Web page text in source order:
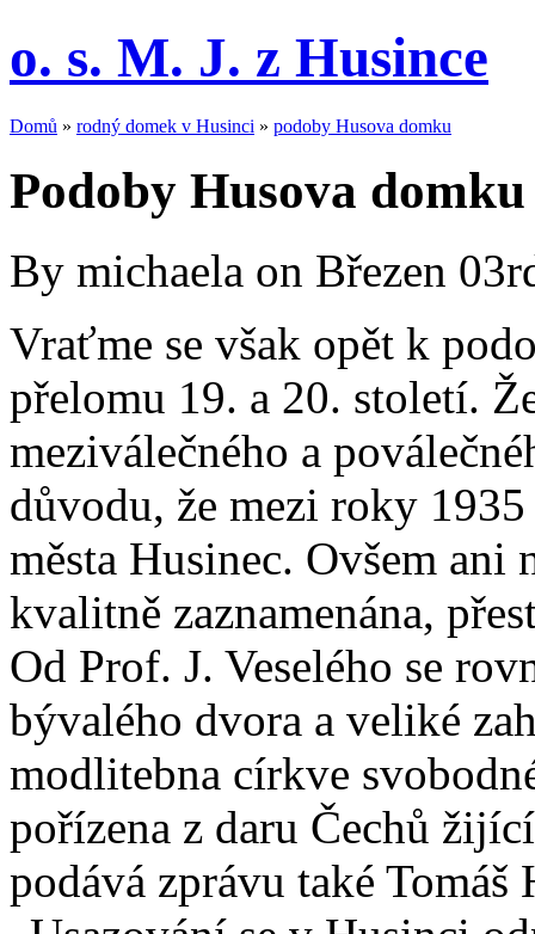
o. s. M. J. z Husince
Domů » rodný domek v Husinci » podoby Husova domku
Podoby Husova
By michaela on Březen
Vraťme se však opět k
přelomu 19. a 20. století.
meziválečného a
důvodu, že mezi roky
města Husinec. Ovšem
kvalitně zaznamenána,
Od Prof. J. Veselého se
bývalého dvora a veliké
modlitebna církve
pořízena z daru Čechů
podává zprávu také